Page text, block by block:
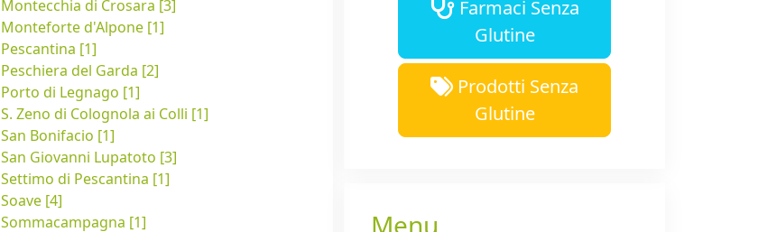
Montecchia di Crosara [3]
Monteforte d'Alpone [1]
Pescantina [1]
Peschiera del Garda [2]
Porto di Legnago [1]
S. Zeno di Colognola ai Colli [1]
San Bonifacio [1]
San Giovanni Lupatoto [3]
Settimo di Pescantina [1]
Soave [4]
Sommacampagna [1]
Farmaci Senza
Glutine
Prodotti Senza
Glutine
Menu